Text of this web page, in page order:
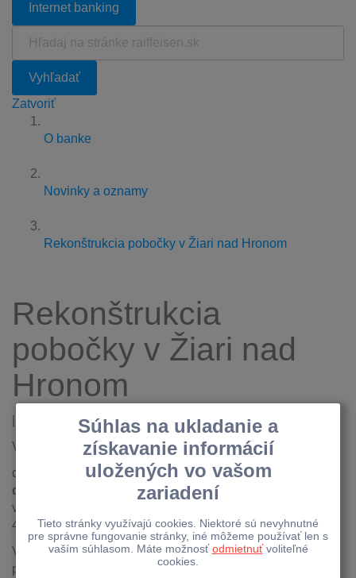
Internet banking
raiffeisen.sk
Vyhľadať
Zatvoriť
O banke
Novinky a oznamy
Rekonštrukcia pobočky v Žiari nad Hronom
Rekonštrukcia
pobočky v Žiari nad
Hronom
| 19.05.2026
Vážení klienti,
dovoľujeme si vás informovať, že od29.5.2026 –
do 17.6.2026
(vrátane) bude pobočka Raiffeisen banky
v Žiari nad Hronom na Námestí Matice Slovenskej
424
dočasne zatvorená z dôvodu jej rekonštrukcie.
V prípade potreby nás kontaktuje
prostredníctvom
na telefónnom čísle